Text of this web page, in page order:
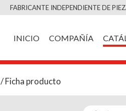
FABRICANTE INDEPENDIENTE DE
INICIO COMPAÑÍA
/ Ficha producto